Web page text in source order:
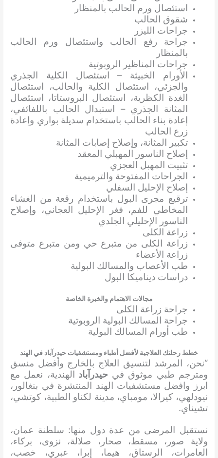
استئصال ورم الحالب بالمنظار
شقوق الحالب
جراحات الليزر
جراحة رفع الحالب واستئصال ورم الحالب
بالمنظار
جراحات المناظير الروبوتية
الأورام الخبيثة – استئصال الكلية الجذري
والجزئي، استئصال الكلية والحالب، استئصال
الغدة الكظرية، استئصال البروستاتا، استئصال
المثانة الجذري – استبدال الحالب باللفائفي،
إعادة بناء الحالب باستخدام سديلة بواري وإعادة
زرع الحالب
تكبير المثانة، وإصلاح إصابات المثانة
إصلاح الناسور المهبلي المعقد
تثبيت المهبل العجزي
الجراحات المفتوحة والترميمية
إصلاح الإحليل السفلي
ترقيع مجرى البول باستخدام رقعة من الغشاء
المخاطي للفم، فغر الإحليل العجاني، وإصلاح
الناسور الإحليلي الجلدي
زراعة الكلى
زراعة الكلى من متبرع حي ومن متبرع متوفى
زراعة الأعضاء
طب الأعصاب والمسالك البولية
دراسات ديناميكا البول
مجالات الاهتمام والخبرة الخاصة
جراحة زراعة الكلى
جراحة المسالك البولية الروبوتية
طب أورام المسالك البولية
خطط رحلتك العلاجية لأفضل أطباء ومستشفيات حيدرآباد في الهند
“نحن، المرشد لتنسيق العلاج بالخارج وأفضل منسق
ومترجم طبي موثوق في حيدرآباد الهندية، نعمل مع
ابرز وافضل مستشفيات الهند المنتشرة في بنغالور،
نيودلهي، كيرالا، مومباي، مدينة لكناو الطبية، كوتشي،
تشيناي.
نستقبل المرضى من عدة دول منها: سلطنة عمان،
ولاية صور، مسقط، صحار، صلالة، نزوى، بركاء،
العامرات، الرستاق، هيما، إبرا، عبري، خصب،